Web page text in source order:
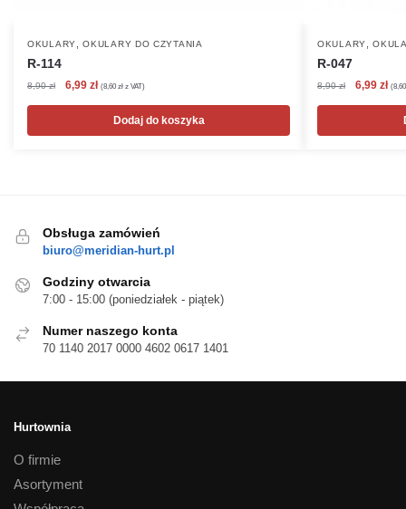
OKULARY ,OKULARY DO CZYTANIA
R-114
8,90zł
Pierwotna
8,90 zł.
6,99 złAktualna
wynosi:
6,99 zł.
(8,60 zł z VAT)
Dodaj do koszyka
OKULARY ,
R-047
8,90zł
Pierwotna
8,90 zł.
6,99 zł (
Obsługa zamówień
biuro@meridian-hurt.pl
Godziny otwarcia
7:00 - 15:00 (poniedziałek - piątek)
Numer naszego konta
70 1140 2017 0000 4602 0617 1401
Hurtownia
O firmie
Asortyment